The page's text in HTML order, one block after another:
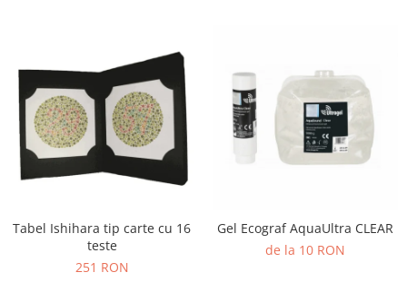
Tabel Ishihara tip carte cu 16
teste
251 RON
Gel Ecograf AquaUltra CLEAR
de la 10 RON